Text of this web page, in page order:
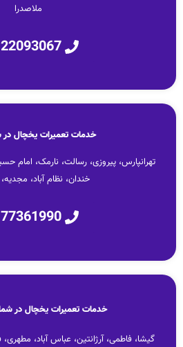
ملاصدرا
خدمات تعمیرات یخچال در
تهرانپارس، پیروزی، رسالت، نارمک، امام
خندان، نظام آباد،
خدمات تعمیرات یخچال در
گیشا، فاطمی، آرژانتین، عباس آباد،